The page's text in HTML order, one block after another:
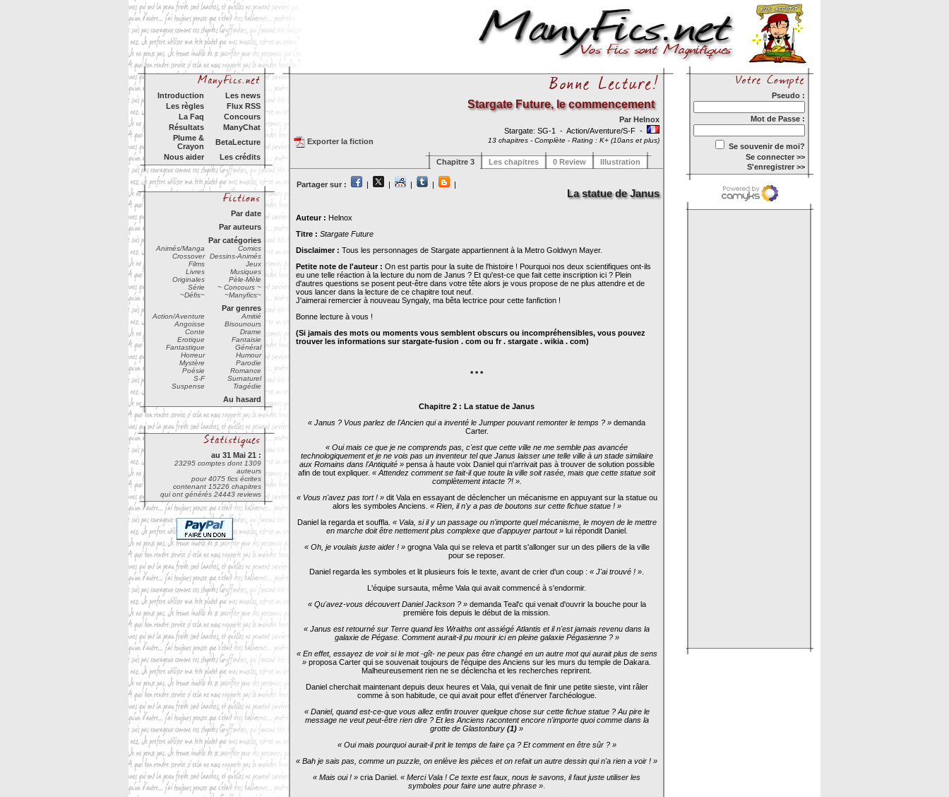
Introduction
Les news
Les règles
Flux RSS
La Faq
Concours
Résultats
ManyChat
Plume &
Crayon
BetaLecture
Nous aider
Les crédits
Par date
Par auteurs
Par catégories
Animés/Manga
Comics
Crossover
Dessins-Animés
Films
Jeux
Livres
Musiques
Originales
Pèle-Mèle
Série
~ Concours ~
~Défis~
~Manyfics~
Par genres
Action/Aventure
Amitié
Angoisse
Bisounours
Conte
Drame
Erotique
Fantaisie
Fantastique
Général
Horreur
Humour
Mystère
Parodie
Poésie
Romance
S-F
Surnaturel
Suspense
Tragédie
Au hasard
au 31 Mai 21 :
23295 comptes dont 1309
auteurs
pour 4075 fics écrites
contenant 15226 chapitres
qui ont générés 24443 reviews
Stargate Future, le commencement
Par Helnox
Stargate: SG-1
- Action/Aventure/S-F -
13 chapitres - Complète - Rating : K+ (10ans et plus)
Exporter la fiction
Chapitre 3 Les chapitres 0 Review Illustration
Partager sur : | | | | |
La statue de Janus
Auteur : Helnox
Titre : Stargate Future
Disclaimer : Tous les personnages de Stargate appartiennent à la Metro Goldwyn Mayer.
Petite note de l'auteur : On est partis pour la suite de l'histoire ! Pourquoi nos deux scientifiques ont-ils
eu une telle réaction à la lecture du nom de Janus ? Et qu'est-ce que fait cette inscription ici ? Plein
d'autres questions se posent peut-être dans votre tête alors je vous propose de ne plus attendre et de
vous lancer dans la lecture de ce chapitre tout neuf.
J'aimerai remercier à nouveau Syngaly, ma bêta lectrice pour cette fanfiction !
Bonne lecture à vous !
(Si jamais des mots ou moments vous semblent obscurs ou incompréhensibles, vous pouvez
trouver les informations surstargate-fusion . com ou fr . stargate . wikia . com)
* * *
Chapitre 2 : La statue de Janus
« Janus ? Vous parlez de l'Ancien qui a inventé le Jumper pouvant remonter le temps ? » demanda
Carter.
« Oui mais ce que je ne comprends pas, c'est que cette ville ne me semble pas avancée
technologiquement et je ne vois pas un inventeur tel que Janus laisser une telle ville à un stade similaire
aux Romains dans l'Antiquité »pensa à haute voix Daniel qui n'arrivait pas à trouver de solution possible
afin de tout expliquer. « Attendez comment se fait-il que toute la ville soit rasée, mais que cette statue soit
complètement intacte ?! ».
« Vous n'avez pas tort ! »dit Vala en essayant de déclencher un mécanisme en appuyant sur la statue ou
alors les symboles Anciens. « Rien, il n'y a pas de boutons sur cette fichue statue ! »
Daniel la regarda et souffla. « Vala, si il y un passage ou n'importe quel mécanisme, le moyen de le mettre
en marche doit être nettement plus complexe que d'appuyer partout »lui répondit Daniel.
« Oh, je voulais juste aider ! »grogna Vala qui se releva et partit s'allonger sur un des piliers de la ville
pour se reposer.
Daniel regarda les symboles et lit plusieurs fois le texte, avant de crier d'un coup : « J'ai trouvé ! »
L'équipe sursauta, même Vala qui avait commencé à s'endormir.
« Qu'avez-vous découvert Daniel Jackson ? »demanda Teal'c qui venait d'ouvrir la bouche pour la
première fois depuis le début de la mission.
« Janus est retourné sur Terre quand les Wraiths ont assiégé Atlantis et il n'est jamais revenu dans la
galaxie de Pégase. Comment aurait-il pu mourir ici en pleine galaxie Pégasienne ? »
« En effet, essayez de voir si le mot -gît- ne peux pas être changé en un autre mot qui aurait plus de sens
» proposa Carter qui se souvenait toujours de l'équipe des Anciens sur les murs du temple de Dakara.
Malheureusement rien ne se déclencha et les recherches reprirent.
Daniel cherchait maintenant depuis deux heures et Vala, qui venait de finir une petite sieste, vint râler
comme à son habitude, ce qui avait pour effet d'énerver l'archéologue.
« Daniel, quand est-ce-que vous allez enfin trouver quelque chose sur cette fichue statue ? Au pire le
message ne veut peut-être rien dire ? Et les Anciens racontent encore n'importe quoi comme dans la
grotte de Glastonbury (1) »
« Oui mais pourquoi aurait-il prit le temps de faire ça ? Et comment en être sûr ? »
« Bah je sais pas, comme un puzzle, on enlève les pièces et on refait un autre dessin qui n'a rien a voir ! »
« Mais oui ! » cria Daniel. « Merci Vala ! Ce texte est faux, nous le savons, il faut juste utiliser les
symboles pour faire une autre phrase »
Pseudo :
Mot de Passe :
Se souvenir de moi?
Se connecter >>
S'enregistrer >>